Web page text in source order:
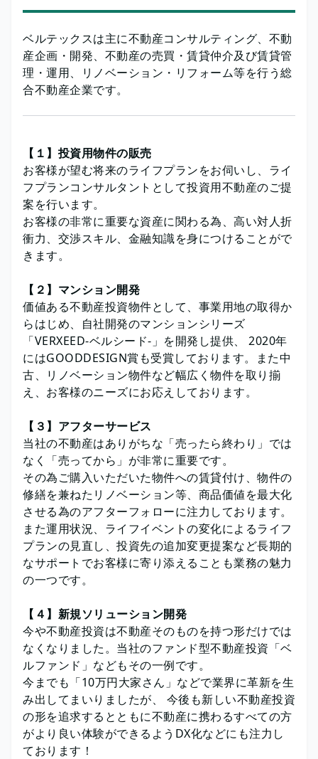
ベルテックスは主に不動産コンサルティング、不動
産企画・開発、不動産の売買・賃貸仲介及び賃貸管
理・運用、リノベーション・リフォーム等を行う総
合不動産企業です。
【１】投資用物件の販売
お客様が望む将来のライフプランをお伺いし、ライ
フプランコンサルタントとして投資用不動産のご提
案を行います。
お客様の非常に重要な資産に関わる為、高い対人折
衝力、交渉スキル、金融知識を身につけることがで
きます。
【２】マンション開発
価値ある不動産投資物件として、事業用地の取得か
らはじめ、自社開発のマンションシリーズ
「VERXEED‐ベルシード‐」を開発し提供、 2020年
にはGOODDESIGN賞も受賞しております。また中
古、リノベーション物件など幅広く物件を取り揃
え、お客様のニーズにお応えしております。
【３】アフターサービス
当社の不動産はありがちな「売ったら終わり」では
なく「売ってから」が非常に重要です。
その為ご購入いただいた物件への賃貸付け、物件の
修繕を兼ねたリノベーション等、商品価値を最大化
させる為のアフターフォローに注力しております。
また運用状況、ライフイベントの変化によるライフ
プランの見直し、投資先の追加変更提案など長期的
なサポートでお客様に寄り添えることも業務の魅力
の一つです。
【４】新規ソリューション開発
今や不動産投資は不動産そのものを持つ形だけでは
なくなりました。当社のファンド型不動産投資「ベ
ルファンド」などもその一例です。
今までも「10万円大家さん」などで業界に革新を生
み出してまいりましたが、 今後も新しい不動産投資
の形を追求するとともに不動産に携わるすべての方
がより良い体験ができるようDX化などにも注力し
ております！